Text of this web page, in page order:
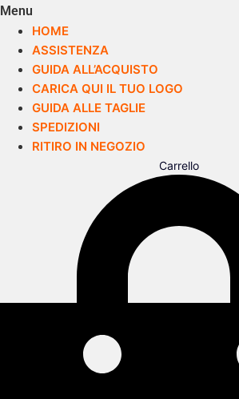
Menu
HOME
ASSISTENZA
GUIDA ALL’ACQUISTO
CARICA QUI IL TUO LOGO
GUIDA ALLE TAGLIE
SPEDIZIONI
RITIRO IN NEGOZIO
Carrello